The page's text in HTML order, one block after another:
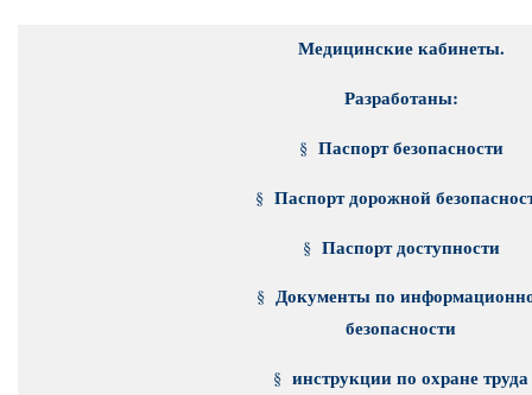
Медицинские кабинеты.
Разработаны:
§ Паспорт безопасности
§ Паспорт дорожной
§ Паспорт доступности
§ Документы по
безопасности
§ инструкции по охране труда